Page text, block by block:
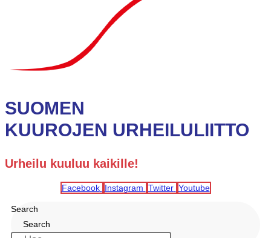
SUOMEN
KUUROJEN URHEILULIITTO
Urheilu kuuluu kaikille!
Facebook Instagram Twitter Youtube
Search
Search